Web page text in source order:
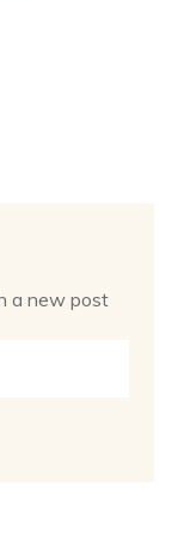
a new post